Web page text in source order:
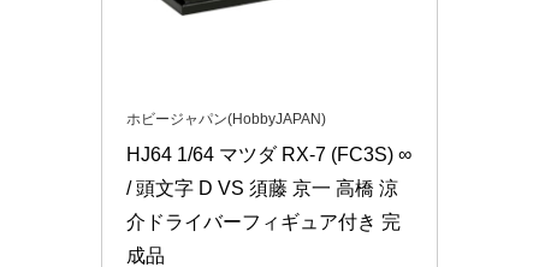
ホビージャパン(HobbyJAPAN)
HJ64 1/64 マツダ RX-7 (FC3S) ∞
/ 頭文字 D VS 須藤 京一 高橋 涼
介ドライバーフィギュア付き 完
成品